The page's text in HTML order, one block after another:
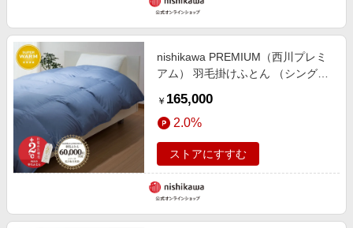
nishikawa PREMIUM（西川プレミ
アム） 羽毛掛けふとん （シングル
￥ 165,000
2.0%
ストアにすすむ